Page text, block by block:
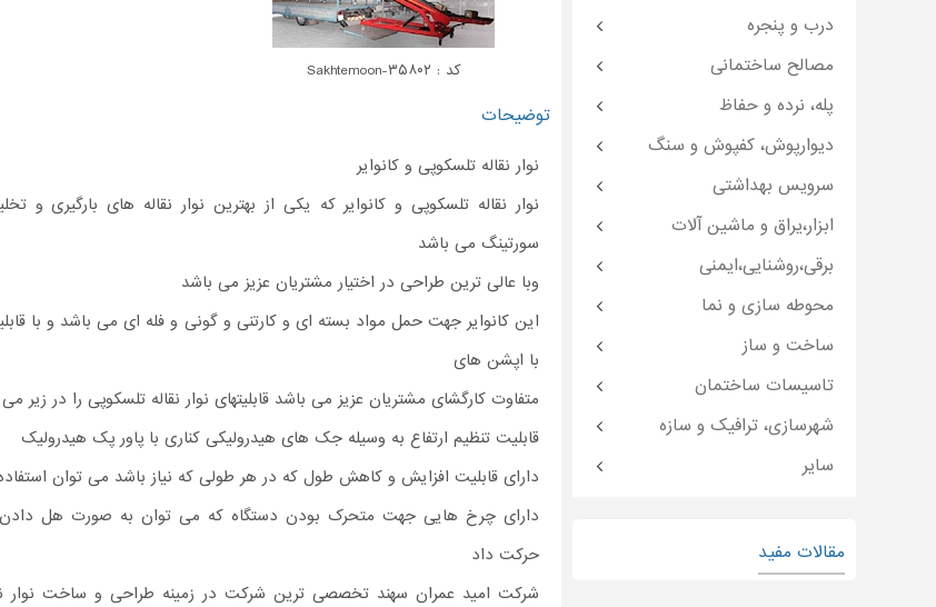
کد : Sakhtemoon-۳۵۸۰۲
توضیحات
نوار نقاله تلسکوپی و کانوایر
نوار نقاله تلسکوپی و کانوایر که یکی از بهترین نوار نقاله های بارگیری و
سورتینگ می باشد
وبا عالی ترین طراحی در اختیار مشتریان عزیز می باشد
این کانوایر جهت حمل مواد بسته ای و کارتنی و گونی و فله ای می باشد و با
با اپشن های
متفاوت کارگشای مشتریان عزیز می باشد قابلیتهای نوار نقاله تلسکوپی را در زیر می
قابلیت تنظیم ارتفاع به وسیله جک های هیدرولیکی کناری با پاور پک هیدرولیک
دارای قابلیت افزایش و کاهش طول که در هر طولی که نیاز باشد می توان
دارای چرخ هایی جهت متحرک بودن دستگاه که می توان به صورت هل دادن
حرکت داد
شرکت امید عمران سهند تخصصی ترین شرکت در زمینه طراحی و ساخت نوار
درب و پنجره
مصالح ساختمانی
پله، نرده و حفاظ
دیوارپوش، کفپوش و سنگ
سرویس بهداشتی
ابزار،یراق و ماشین آلات
برقی،روشنایی،ایمنی
محوطه سازی و نما
ساخت و ساز
تاسیسات ساختمان
شهرسازی، ترافیک و سازه
سایر
مقالات مفید